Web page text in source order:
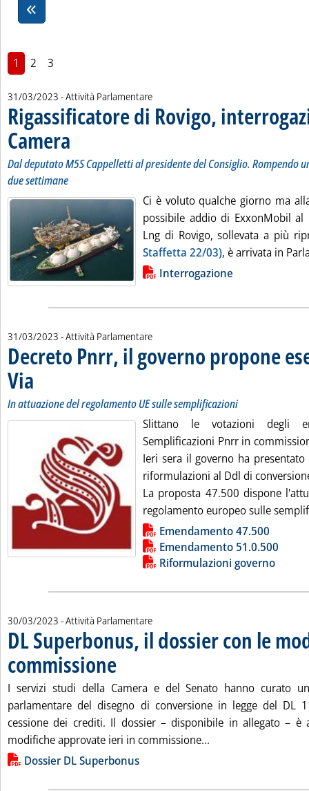
1 2 3
31/03/2023 - Attività Parlamentare
Rigassificatore di Rovigo,
Camera . Sottotitolo: Dal deputato M5S Cappelletti al presidente del Consiglio.
. Pubblicata venerdì 31 marzo 2023 alle 9.53.
Dal deputato M5S Cappelletti al presidente del Consiglio. Rompendo
due settimane
Ci è voluto qualche giorno ma
possibile addio di ExxonMobil al
Lng di Rovigo, sollevata a più
Staffetta 22/03), è arrivata in
Lista allegati PDF alla notizia
Interrogazione
31/03/2023 - Attività Parlamentare
Decreto Pnrr, il governo propone
Via . Sottotitolo: In attuazione del regolamento UE sulle semplificazioni
. Pubblicata venerdì 31 marzo 2023 alle 9.12.
In attuazione del regolamento UE sulle semplificazioni
Slittano le votazioni degli
Semplificazioni Pnrr in
Ieri sera il governo ha
riformulazioni al Ddl di
La proposta 47.500 dispone
regolamento europeo sulle
Lista allegati PDF alla notiziaEmendamento 47.500
Emendamento 51.0.500
Riformulazioni governo
30/03/2023 - Attività Parlamentare
DL Superbonus, il dossier con le
commissione
I servizi studi della Camera e del Senato hanno curato
parlamentare del disegno di conversione in legge del DL
cessione dei crediti. Il dossier – disponibile in allegato – è
modifiche approvate ieri in commissione...
Lista allegati PDF alla notizia
Dossier DL Superbonus